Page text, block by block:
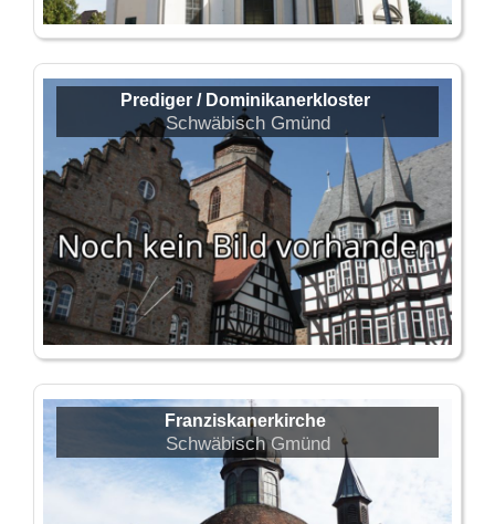
Prediger / Dominikanerkloster
Schwäbisch Gmünd
Franziskanerkirche
Schwäbisch Gmünd